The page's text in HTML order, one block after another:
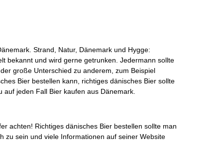
Strand, Natur, Dänemark und Hygge:
bekannt und wird gerne getrunken. Jedermann sollte
große Unterschied zu anderem, zum Beispiel
Bier bestellen kann, richtiges dänisches Bier sollte
jeden Fall Bier kaufen aus Dänemark.
achten! Richtiges dänisches Bier bestellen sollte man
zu sein und viele Informationen auf seiner Website